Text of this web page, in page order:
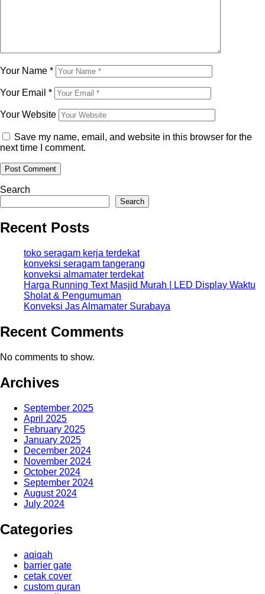
Your Name *
Your Email *
Your Website
Save my name, email, and website in this browser for the
next time I comment.
Search
Search
Recent Posts
toko seragam kerja terdekat
konveksi seragam tangerang
konveksi almamater terdekat
Harga Running Text Masjid Murah | LED Display Waktu
Sholat & Pengumuman
Konveksi Jas Almamater Surabaya
Recent Comments
No comments to show.
Archives
September 2025
April 2025
February 2025
January 2025
December 2024
November 2024
October 2024
September 2024
August 2024
July 2024
Categories
aqiqah
barrier gate
cetak cover
custom quran